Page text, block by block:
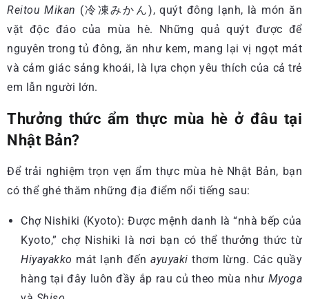
Reitou Mikan (冷凍みかん), quýt đông lạnh, là món ăn
vặt độc đáo của mùa hè. Những quả quýt được để
nguyên trong tủ đông, ăn như kem, mang lại vị ngọt mát
và cảm giác sảng khoái, là lựa chọn yêu thích của cả trẻ
em lẫn người lớn.
Thưởng thức ẩm thực mùa hè ở đâu tại
Nhật Bản?
Để trải nghiệm trọn vẹn ẩm thực mùa hè Nhật Bản, bạn
có thể ghé thăm những địa điểm nổi tiếng sau:
Chợ Nishiki (Kyoto): Được mệnh danh là “nhà bếp của
Kyoto,” chợ Nishiki là nơi bạn có thể thưởng thức từ
Hiyayakko mát lạnh đến ayuyaki thơm lừng. Các quầy
hàng tại đây luôn đầy ắp rau củ theo mùa như Myoga